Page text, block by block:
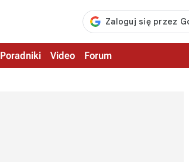
Poradniki Video Forum